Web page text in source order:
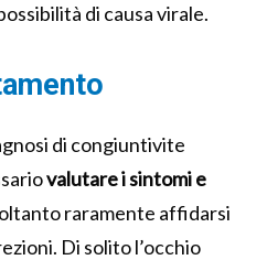
di causa virale.
di congiuntivite
valutare i sintomi e
raramente affidarsi
Di solito l’occhio